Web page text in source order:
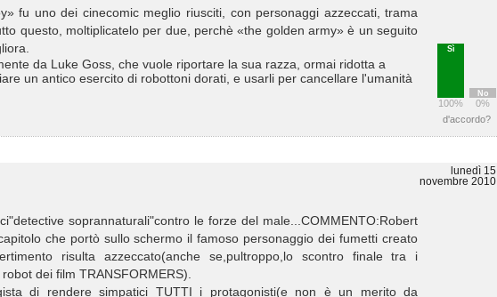
Sì
100%
No
0%
fu uno dei cinecomic meglio riusciti, con personaggi azzeccati, trama
questo, moltiplicatelo per due, perchè «the golden army» è un seguito
da Luke Goss, che vuole riportare la sua razza, ormai ridotta a
un antico esercito di robottoni dorati, e usarli per cancellare l'umanità
d'accordo?
lunedì 15
novembre 2010
soprannaturali"contro le forze del male...COMMENTO:Robert
che portò sullo schermo il famoso personaggio dei fumetti creato
risulta azzeccato(anche se,pultroppo,lo scontro finale tra i
dei film TRANSFORMERS).
di rendere simpatici TUTTI i protagonisti(e non è un merito da